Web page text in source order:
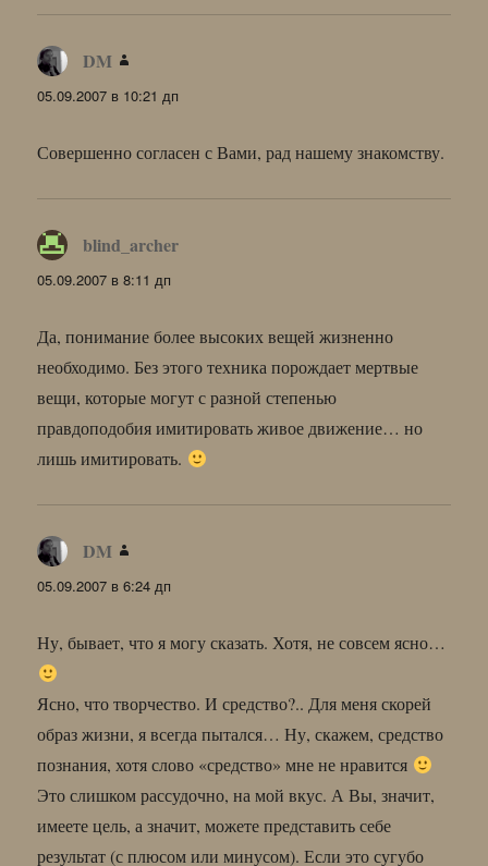
DM
05.09.2007 в 10:21 дп
Совершенно согласен с Вами, рад нашему знакомству.
blind_archer
05.09.2007 в 8:11 дп
Да, понимание более высоких вещей жизненно
необходимо. Без этого техника порождает мертвые
вещи, которые могут с разной степенью
правдоподобия имитировать живое движение… но
лишь имитировать.
DM
05.09.2007 в 6:24 дп
Ну, бывает, что я могу сказать. Хотя, не совсем ясно…
Ясно, что творчество. И средство?.. Для меня скорей
образ жизни, я всегда пытался… Ну, скажем, средство
познания, хотя слово «средство» мне не нравится
Это слишком рассудочно, на мой вкус. А Вы, значит,
имеете цель, а значит, можете представить себе
результат (с плюсом или минусом). Если это сугубо